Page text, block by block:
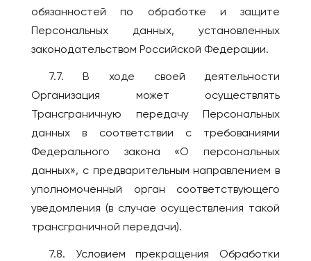
обязанностей по обработке и защите
Персональных данных, установленных
законодательством Российской Федерации.
7.7. В ходе своей деятельности
Организация может осуществлять
Трансграничную передачу Персональных
данных в соответствии с требованиями
Федерального закона «О персональных
данных», с предварительным направлением в
уполномоченный орган соответствующего
уведомления (в случае осуществления такой
трансграничной передачи).
7.8. Условием прекращения Обработки